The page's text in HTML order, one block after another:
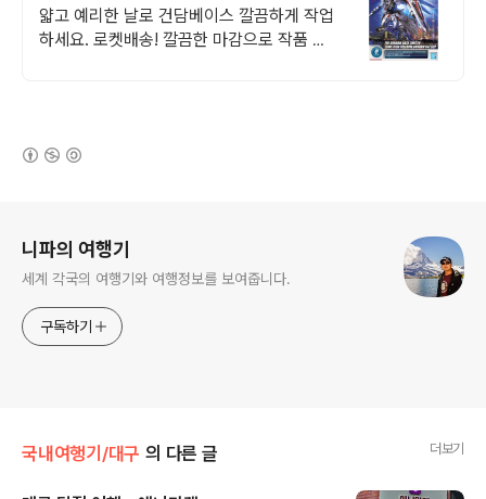
번에
얇고 예리한 날로 건담베이스 깔끔하게 작업
하세요. 로켓배송! 깔끔한 마감으로 작품 퀄
니파의 여행기
세계 각국의 여행기와 여행정보를 보여줍니다.
구독하기
국내여행기/대구 의 다른 글 더보기